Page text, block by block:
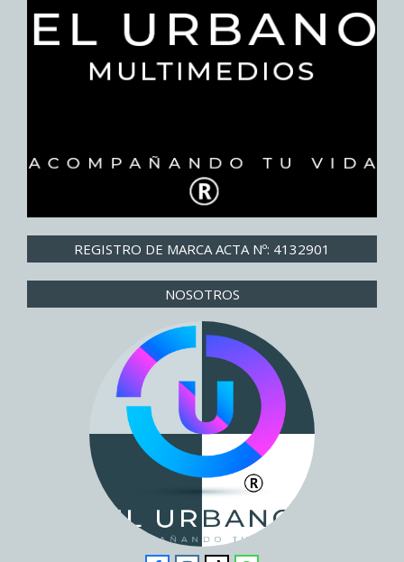
REGISTRO DE MARCA ACTA Nº: 4132901
NOSOTROS